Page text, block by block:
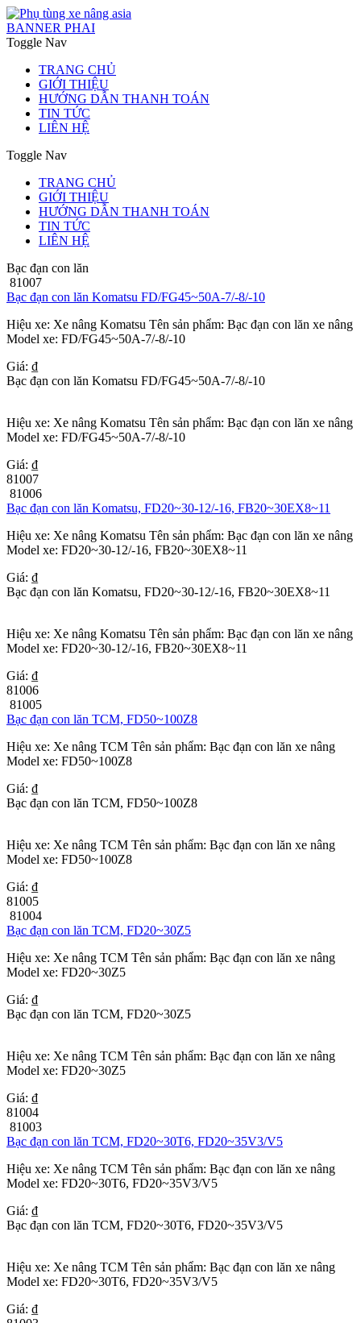
BANNER PHAI
Toggle Nav
TRANG CHỦ
GIỚI THIỆU
HƯỚNG DẪN THANH TOÁN
TIN TỨC
LIÊN HỆ
Toggle Nav
TRANG CHỦ
GIỚI THIỆU
HƯỚNG DẪN THANH TOÁN
TIN TỨC
LIÊN HỆ
Bạc đạn con lăn
81007
Bạc đạn con lăn Komatsu FD/FG45~50A-7/-8/-10
Hiệu xe: Xe nâng Komatsu Tên sản phẩm: Bạc đạn con lăn xe nâng
Model xe: FD/FG45~50A-7/-8/-10
Giá: ₫
Bạc đạn con lăn Komatsu FD/FG45~50A-7/-8/-10
Hiệu xe: Xe nâng Komatsu Tên sản phẩm: Bạc đạn con lăn xe nâng
Model xe: FD/FG45~50A-7/-8/-10
Giá: ₫
81007
81006
Bạc đạn con lăn Komatsu, FD20~30-12/-16, FB20~30EX8~11
Hiệu xe: Xe nâng Komatsu Tên sản phẩm: Bạc đạn con lăn xe nâng
Model xe: FD20~30-12/-16, FB20~30EX8~11
Giá: ₫
Bạc đạn con lăn Komatsu, FD20~30-12/-16, FB20~30EX8~11
Hiệu xe: Xe nâng Komatsu Tên sản phẩm: Bạc đạn con lăn xe nâng
Model xe: FD20~30-12/-16, FB20~30EX8~11
Giá: ₫
81006
81005
Bạc đạn con lăn TCM, FD50~100Z8
Hiệu xe: Xe nâng TCM Tên sản phẩm: Bạc đạn con lăn xe nâng
Model xe: FD50~100Z8
Giá: ₫
Bạc đạn con lăn TCM, FD50~100Z8
Hiệu xe: Xe nâng TCM Tên sản phẩm: Bạc đạn con lăn xe nâng
Model xe: FD50~100Z8
Giá: ₫
81005
81004
Bạc đạn con lăn TCM, FD20~30Z5
Hiệu xe: Xe nâng TCM Tên sản phẩm: Bạc đạn con lăn xe nâng
Model xe: FD20~30Z5
Giá: ₫
Bạc đạn con lăn TCM, FD20~30Z5
Hiệu xe: Xe nâng TCM Tên sản phẩm: Bạc đạn con lăn xe nâng
Model xe: FD20~30Z5
Giá: ₫
81004
81003
Bạc đạn con lăn TCM, FD20~30T6, FD20~35V3/V5
Hiệu xe: Xe nâng TCM Tên sản phẩm: Bạc đạn con lăn xe nâng
Model xe: FD20~30T6, FD20~35V3/V5
Giá: ₫
Bạc đạn con lăn TCM, FD20~30T6, FD20~35V3/V5
Hiệu xe: Xe nâng TCM Tên sản phẩm: Bạc đạn con lăn xe nâng
Model xe: FD20~30T6, FD20~35V3/V5
Giá: ₫